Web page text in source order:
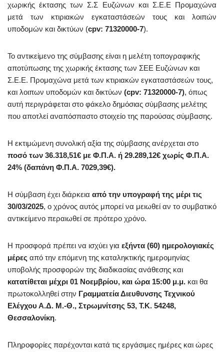
χωρικής έκτασης των Σ.Σ Ευζώνων και Σ.Ε.Ε Προμαχώνα
μετά των κτιριακών εγκαταστάσεών τους και λοιπών
υποδομών και δικτύων (cpv: 71320000-7).
Το αντικείμενο της σύμβασης είναι η μελέτη τοπογραφικής
αποτύπωσης της χωρικής έκτασης των ΣΕΕ Ευζώνων και
Σ.Ε.Ε. Προμαχώνα μετά των κτιριακών εγκαταστάσεών τους,
και λοιπων υποδομών και δικτύων (cpv: 71320000-7), όπως
αυτή περιγράφεται στο φάκελο δημόσιας σύμβασης μελέτης
που αποτλεί αναπόσπαστο στοιχείο της παρούσας σύμβασης.
Η εκτιμώμενη συνολική αξία της σύμβασης ανέρχεται στο
ποσό των 36.318,51€ με Φ.Π.Α. ή 29.289,12€ χωρίς Φ.Π.Α.
24% (δαπάνη Φ.Π.Α. 7029,39€).
Η σύμβαση έχει διάρκεια από την υπογραφή της μέρι τις
30/03/2025, ο χρόνος αυτός μπορεί να μειωθεί αν το συμβατικό
αντικείμενο περαιωθεί σε πρότερο χρόνο.
Η προσφορά πρέπει να ισχύει για εξήντα (60) ημερολογιακές
μέρες από την επόμενη της καταληκτικής ημερομηνίας
υποβολής προσφορών της διαδικασίας ανάθεσης και
κατατίθεται μέχρι 01 Νοεμβρίου, και ώρα 15:00 μ.μ. και θα
πρωτοκολληθεί στην Γραμματεία Διευθυνσης Τεχνικού
Ελέγχου Α.Δ. Μ.-Θ., Στρωμνίτσης 53, Τ.Κ. 54248,
Θεσσαλονίκη.
Πληροφορίες παρέχονται κατά τις εργάσιμες ημέρες και ώρες